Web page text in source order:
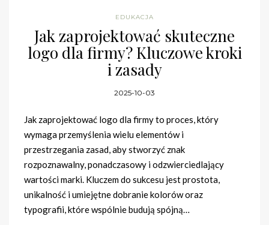
EDUKACJA
Jak zaprojektować skuteczne
logo dla firmy? Kluczowe kroki
i zasady
2025-10-03
Jak zaprojektować logo dla firmy to proces, który
wymaga przemyślenia wielu elementów i
przestrzegania zasad, aby stworzyć znak
rozpoznawalny, ponadczasowy i odzwierciedlający
wartości marki. Kluczem do sukcesu jest prostota,
unikalność i umiejętne dobranie kolorów oraz
typografii, które wspólnie budują spójną…